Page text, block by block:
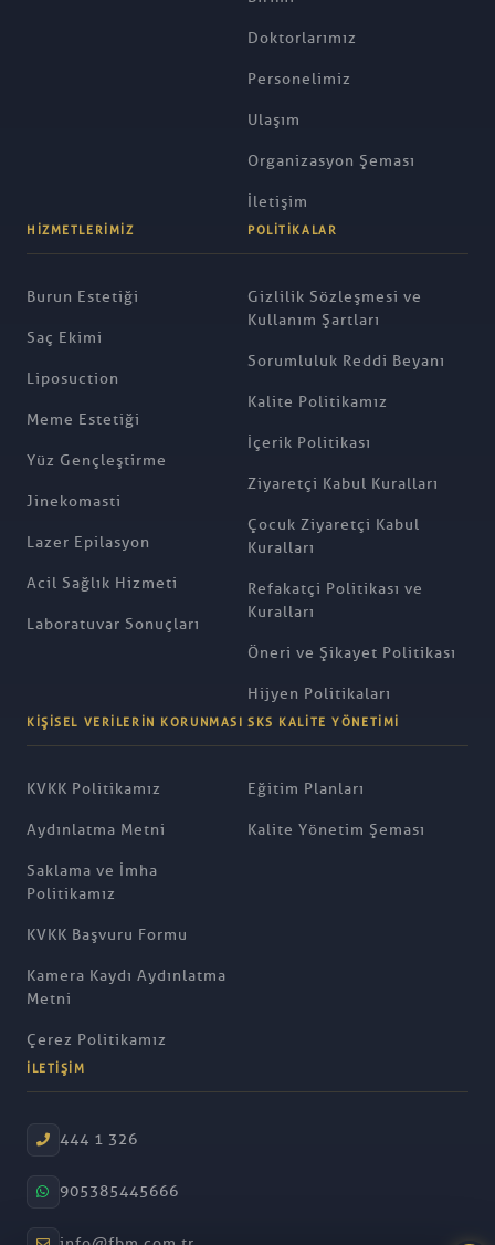
Doktorlarımız
Personelimiz
Ulaşım
Organizasyon Şeması
İletişim
HIZMETLERIMIZ
Burun Estetiği
Saç Ekimi
Liposuction
Meme Estetiği
Yüz Gençleştirme
Jinekomasti
Lazer Epilasyon
Acil Sağlık Hizmeti
Laboratuvar Sonuçları
POLITIKALAR
Gizlilik Sözleşmesi ve
Kullanım Şartları
Sorumluluk Reddi Beyanı
Kalite Politikamız
İçerik Politikası
Ziyaretçi Kabul Kuralları
Çocuk Ziyaretçi Kabul
Kuralları
Refakatçi Politikası ve
Kuralları
Öneri ve Şikayet Politikası
Hijyen Politikaları
KIŞISEL VERILERIN KORUNMASI
KVKK Politikamız
Aydınlatma Metni
Saklama ve İmha
Politikamız
KVKK Başvuru Formu
Kamera Kaydı Aydınlatma
Metni
Çerez Politikamız
SKS KALITE YÖNETIMI
Eğitim Planları
Kalite Yönetim Şeması
İLETIŞIM
444 1 326
905385445666